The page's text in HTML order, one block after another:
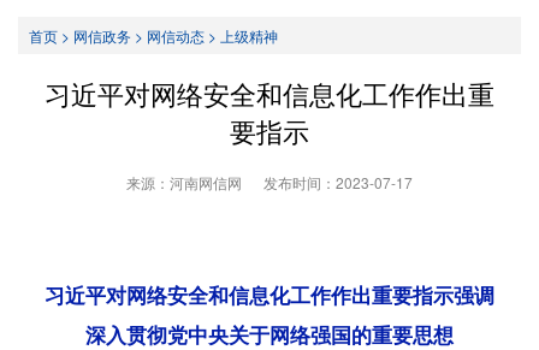
首页> 网信政务> 网信动态> 上级精神
习近平对网络安全和信息化工作作出重
要指示
来源：河南网信网 发布时间： 2023-07-17
习近平对网络安全和信息化工作作出重要指示强调
深入贯彻党中央关于网络强国的重要思想